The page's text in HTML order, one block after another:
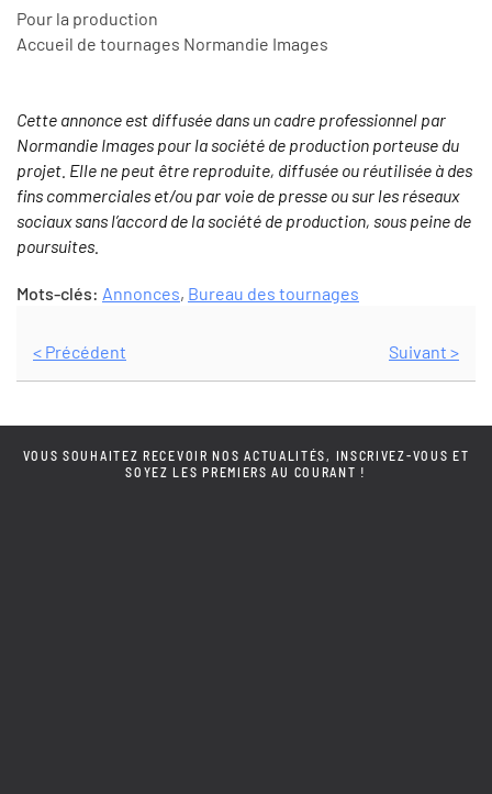
Pour la production
Accueil de tournages Normandie Images
Cette annonce est diffusée dans un cadre professionnel par
Normandie Images pour la société de production porteuse du
projet. Elle ne peut être reproduite, diffusée ou réutilisée à des
fins commerciales et/ou par voie de presse ou sur les réseaux
sociaux sans l’accord de la société de production, sous peine de
poursuites.
Mots-clés: Annonces, Bureau des tournages
< Précédent Suivant >
VOUS SOUHAITEZ RECEVOIR NOS ACTUALITÉS, INSCRIVEZ-VOUS ET
SOYEZ LES PREMIERS AU COURANT !